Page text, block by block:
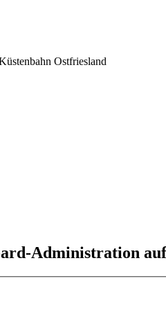
Ostfriesland
Administration